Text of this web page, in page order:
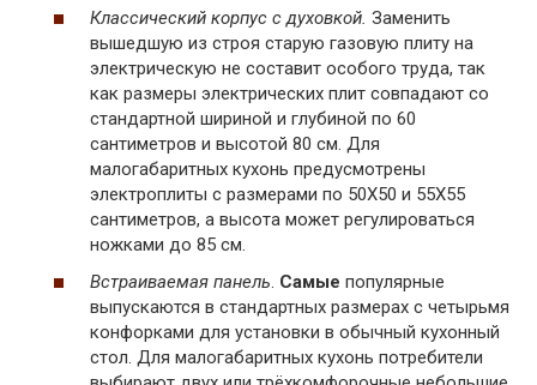
Классический корпус с духовкой. Заменить
вышедшую из строя старую газовую плиту на
электрическую не составит особого труда, так
как размеры электрических плит совпадают со
стандартной шириной и глубиной по 60
сантиметров и высотой 80 см. Для
малогабаритных кухонь предусмотрены
электроплиты с размерами по 50Х50 и 55Х55
сантиметров, а высота может регулироваться
ножками до 85 см.
Встраиваемая панель. Самые популярные
выпускаются в стандартных размерах с четырьмя
конфорками для установки в обычный кухонный
стол. Для малогабаритных кухонь потребители